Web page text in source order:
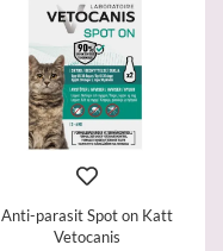
Anti-parasit Spot on Katt
Vetocanis